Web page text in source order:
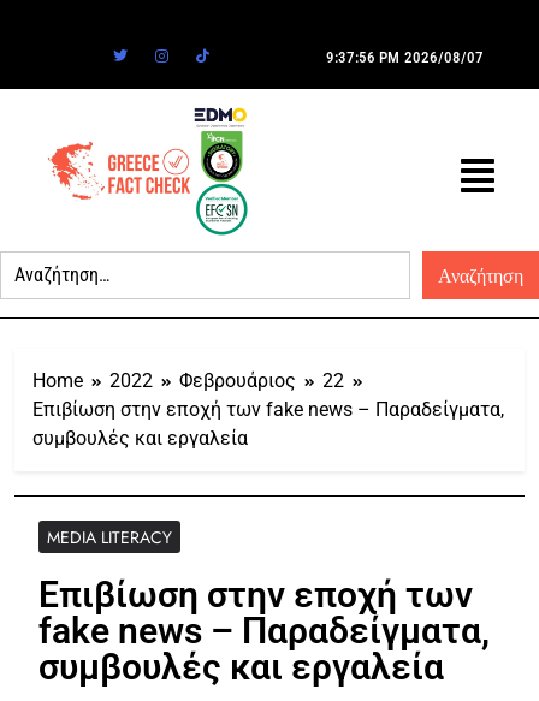
9:37:56 PM 2026/08/07
Home 2022 Φεβρουάριος
22
Επιβίωση στην εποχή των fake news – Παραδείγματα,
συμβουλές και εργαλεία
MEDIA LITERACY
Επιβίωση στην εποχή των
fake news – Παραδείγματα,
συμβουλές και εργαλεία